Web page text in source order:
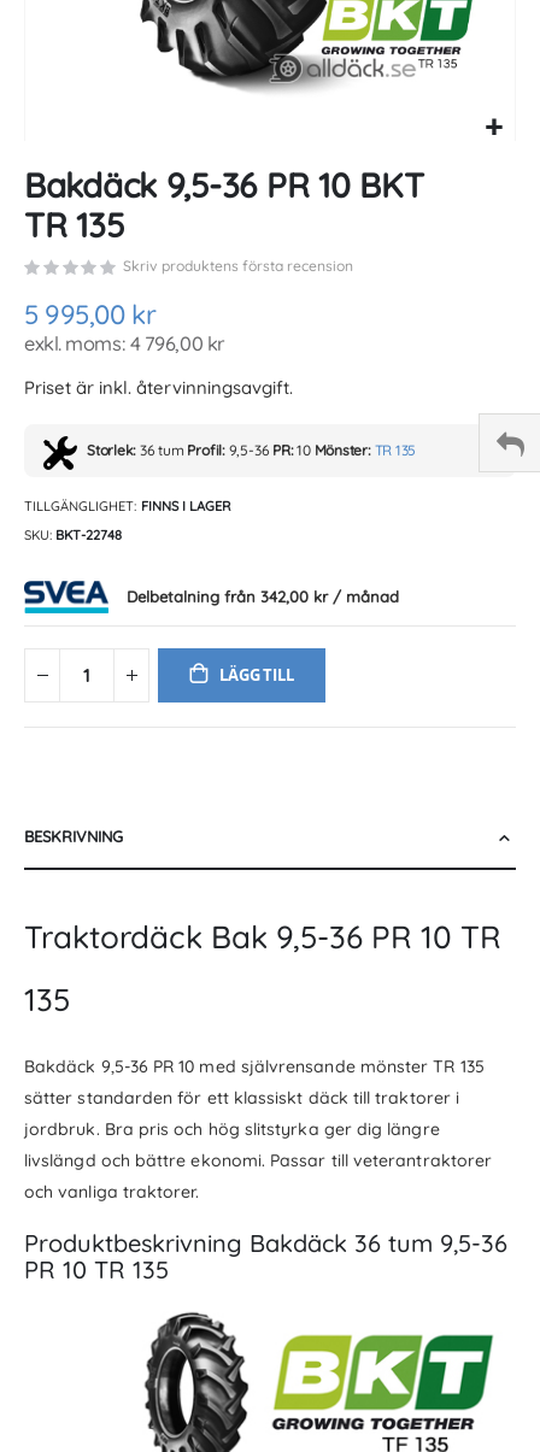
to
the
beginning
the
images
gallery
Bakdäck 9,5-36 PR 10 BKT
TR 135
Skriv produktens första recension
5 995,00 kr
4 796,00 kr
Priset är inkl. återvinningsavgift.
Storlek: 36 tum Profil:9,5-36 PR:10 Mönster: TR 135
TILLGÄNGLIGHET: FINNS I LAGER
SKU BKT-22748
Delbetalning från 342,00 kr/ månad
LÄGG TILL
BESKRIVNING
Traktordäck Bak 9,5-36 PR 10 TR
135
Bakdäck 9,5-36 PR 10 med självrensande mönster TR 135
sätter standarden för ett klassiskt däck till traktorer i
jordbruk. Bra pris och hög slitstyrka ger dig längre
livslängd och bättre ekonomi. Passar till veterantraktorer
och vanliga traktorer.
Produktbeskrivning Bakdäck 36 tum 9,5-36
PR 10 TR 135